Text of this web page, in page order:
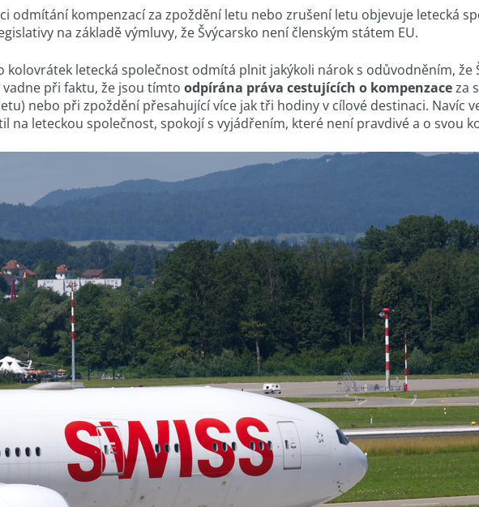
odmítání kompenzací za zpoždění letu nebo zrušení letu objevuje letecká
na základě výmluvy, že Švýcarsko není členským státem EU.
letecká společnost odmítá plnit jakýkoli nárok s odůvodněním, že
při faktu, že jsou tímto odpírána práva cestujících o kompenzaceza
nebo při zpoždění přesahující více jak tři hodiny v cílové destinaci. Navíc
na leteckou společnost, spokojí s vyjádřením, které není pravdivé a o svou